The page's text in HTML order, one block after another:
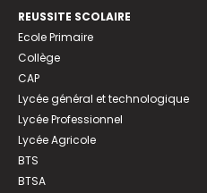
REUSSITE SCOLAIRE
Ecole Primaire
Collège
CAP
Lycée général et technologique
Lycée Professionnel
Lycée Agricole
BTS
BTSA